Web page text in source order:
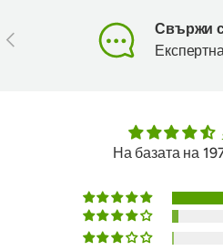
Предишен
Свържи
На базата на